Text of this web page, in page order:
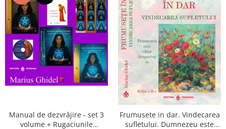
Manual de dezvrăjire - set 3
volume + Rugaciunile
Frumusete in dar. Vindecarea
sufletului. Dumnezeu este